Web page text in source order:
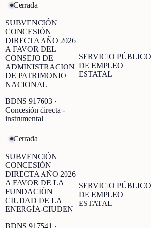
Cerrada
SUBVENCIÓN
CONCESIÓN
DIRECTA AÑO 2026
A FAVOR DEL
CONSEJO DE
ADMINISTRACION
DE PATRIMONIO
NACIONAL
BDNS 917603 ·
Concesión directa -
instrumental
SERVICIO PÚBLICO
DE EMPLEO
ESTATAL
Cerrada
SUBVENCIÓN
CONCESIÓN
DIRECTA AÑO 2026
A FAVOR DE LA
FUNDACIÓN
CIUDAD DE LA
ENERGÍA-CIUDEN
BDNS 917541 ·
SERVICIO PÚBLICO
DE EMPLEO
ESTATAL